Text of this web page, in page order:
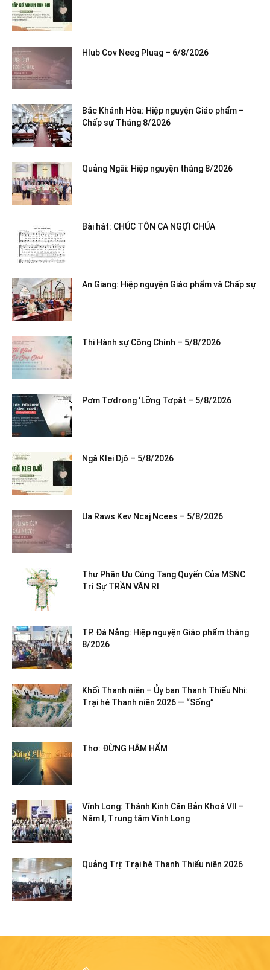
Hlub Cov Neeg Pluag – 6/8/2026
Bắc Khánh Hòa: Hiệp nguyện Giáo phẩm –
Chấp sự Tháng 8/2026
Quảng Ngãi: Hiệp nguyện tháng 8/2026
Bài hát: CHÚC TÔN CA NGỢI CHÚA
An Giang: Hiệp nguyện Giáo phẩm và Chấp sự
Thi Hành sự Công Chính – 5/8/2026
Pơm Tơdrong ‘Lơ̆ng Tơpăt – 5/8/2026
Ngă Klei Djŏ – 5/8/2026
Ua Raws Kev Ncaj Ncees – 5/8/2026
Thư Phân Ưu Cùng Tang Quyến Của MSNC
Trí Sự TRẦN VĂN RI
TP. Đà Nẵng: Hiệp nguyện Giáo phẩm tháng
8/2026
Khối Thanh niên – Ủy ban Thanh Thiếu Nhi:
Trại hè Thanh niên 2026 — “Sống”
Thơ: ĐỪNG HÂM HẨM
Vĩnh Long: Thánh Kinh Căn Bản Khoá VII –
Năm I, Trung tâm Vĩnh Long
Quảng Trị: Trại hè Thanh Thiếu niên 2026